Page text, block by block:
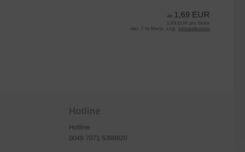
ab 1,69 EUR
1,69 EUR pro Stück
inkl. 7 % MwSt. zzgl. Versandkosten
Hotline
Hotline
0049 7071 5398820